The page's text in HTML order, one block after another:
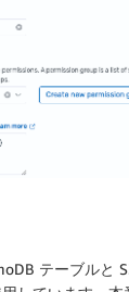
テーブルと